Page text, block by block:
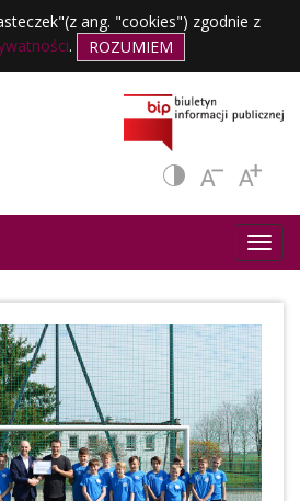
ang. "cookies") zgodnie z
. ROZUMIEM